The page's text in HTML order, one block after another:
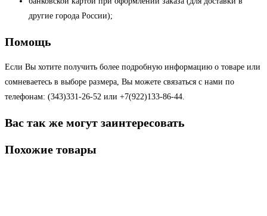
другие города России);
Помощь
Если Вы хотите получить более подробную информацию о товаре или
сомневаетесь в выборе размера, Вы можете связаться с нами по
телефонам: (343)331-26-52 или +7(922)133-86-44.
Вас так же могут заинтересовать
Похожие товары